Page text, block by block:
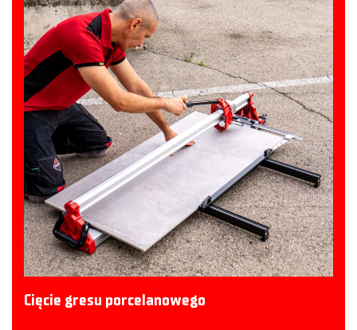
Cięcie gresu porcelanowego